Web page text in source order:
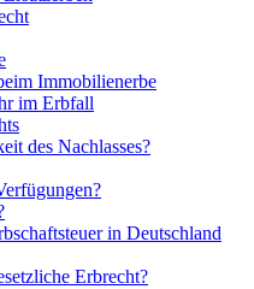
Immobilienerbe
im Erbfall
des Nachlasses?
in Deutschland
Erbrecht?